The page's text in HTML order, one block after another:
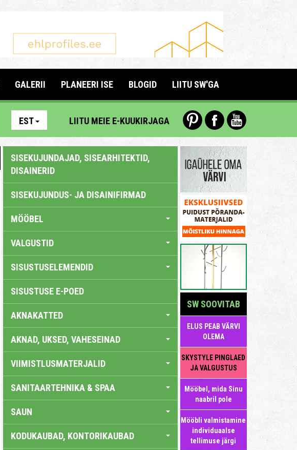
GALERII PLANEERI ISE BLOGID LIITU SW'GA
EST LIITU MEIE E-KUUKIRJAGA
SISEKUJUNDAJAD, SISEARHITEKTID,
DISAINERID
SISEKUJUNDUS- JA DISAINIFIRMAD
MÖÖBEL
VALGUSTID
SISUSTUSELEMENDID
SISUSTUSE E-POED
AKNAKATTED
AKNAD, UKSED, VAHESEINAD
VIIMISTLUSMATERJALID
SANITAARTEHNIKA & SPAA
SAUN
KODUKAUBAD, KONTORIKAUBAD
SW SOOVITAB
ELUS PEAB VÄRVI
OLEMA
SKYSTYLE PINGLAED
JA VALGUSTUS
Mööbel, mida Sinu
naabril pole
Mööbli valmistamine
individuaalse
tellimuse järgi